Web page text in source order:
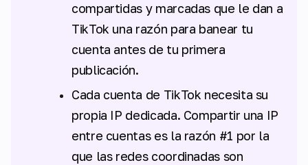
compartidas y marcadas que le dan a
TikTok una razón para banear tu
cuenta antes de tu primera
publicación.
Cada cuenta de TikTok necesita su
propia IP dedicada. Compartir una IP
entre cuentas es la razón #1 por la
que las redes coordinadas son